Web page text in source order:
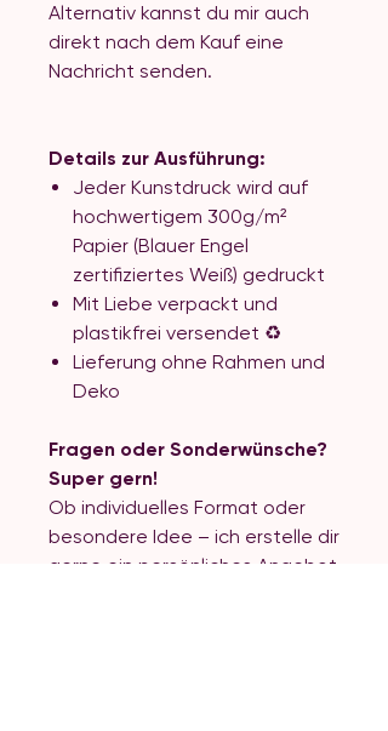
Alternativ kannst du mir auch
direkt nach dem Kauf eine
Nachricht senden.
Details zur Ausführung:
Jeder Kunstdruck wird auf
hochwertigem 300g/m²
Papier (Blauer Engel
zertifiziertes Weiß) gedruckt
Mit Liebe verpackt und
plastikfrei versendet ♻️
Lieferung ohne Rahmen und
Deko
Fragen oder Sonderwünsche?
Super gern!
Ob individuelles Format oder
besondere Idee – ich erstelle dir
gerne ein persönliches Angebot